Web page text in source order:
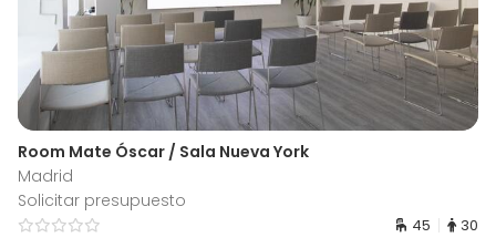
Room Mate Óscar / Sala Nueva York
Madrid
Solicitar presupuesto
45 30